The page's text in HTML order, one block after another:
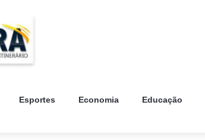
Esportes Economia Educação